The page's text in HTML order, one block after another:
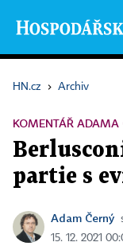
HN.cz › Archiv
KOMENTÁŘ ADAMA
partie s
Adam Černý
15. 12. 2021